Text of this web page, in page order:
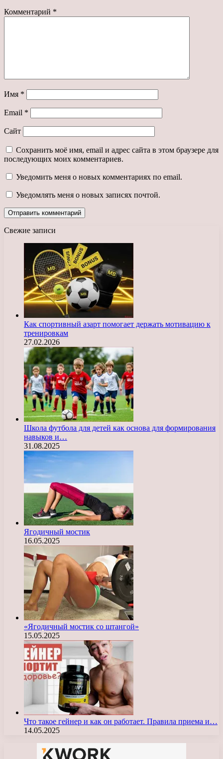
Комментарий *
Имя *
Email *
Сайт
Сохранить моё имя, email и адрес сайта в этом браузере для
последующих моих комментариев.
Уведомить меня о новых комментариях по email.
Уведомлять меня о новых записях почтой.
Свежие записи
Как спортивный азарт помогает держать мотивацию к
тренировкам
27.02.2026
Школа футбола для детей как основа для формирования
навыков и…
31.08.2025
Ягодичный мостик
16.05.2025
«Ягодичный мостик со штангой»
15.05.2025
Что такое гейнер и как он работает. Правила приема и…
14.05.2025